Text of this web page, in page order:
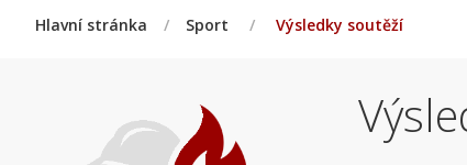
Hlavní stránka / Sport / Výsledky soutěží